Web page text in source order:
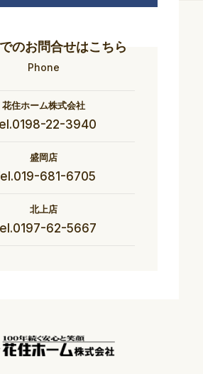
のお問合せはこちら
Phone
花住ホーム株式会社
22-3940
盛岡店
681-6705
北上店
62-5667